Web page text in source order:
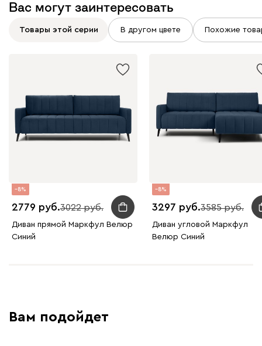
Вас могут заинтересовать
Товары этой серии В другом цвете Похожие
8
2779 3022
Диван прямой Маркфул Велюр
Синий
8
3297 3585
Диван угловой Маркфул
Велюр Синий
Вам подойдет